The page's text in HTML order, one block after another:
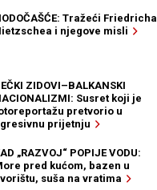
Tražeći Friedricha
i njegove misli
ZIDOVI–BALKANSKI
Susret koji je
pretvorio u
prijetnju
„RAZVOJ“ POPIJE VODU:
pred kućom, bazen u
suša na vratima